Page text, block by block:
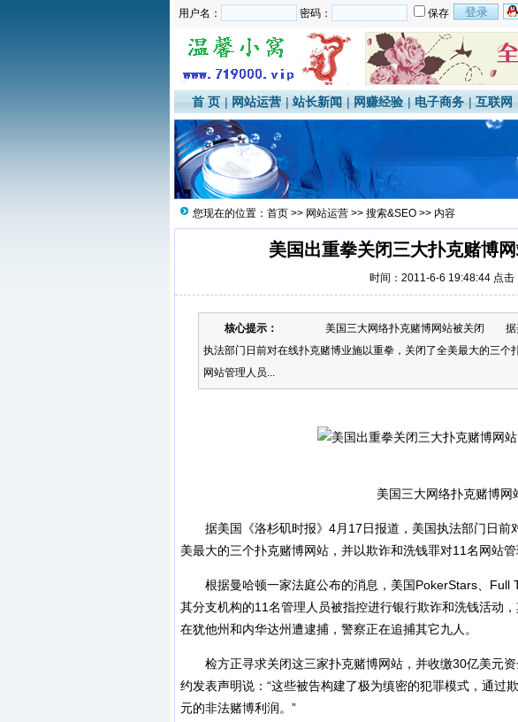
用户名： 密码： 保存
首 页 |网站运营 |站长新闻 |网赚经验 |电子商务 |互联网
您现在的位置： 首页 >> 网站运营 >> 搜索&SEO >> 内容
美国出重拳关闭三大扑克赌博
时间：2011-6-6 19:48:44 点击
核心提示：
美国三大网络扑克赌博网站被关闭 据美国
执法部门日前对在线扑克赌博业施以重拳，关闭了全美最大的三个
网站管理人员...
美国三大网络扑克赌博网
据美国《洛杉矶时报》4月17日报道，美国执法部门日前
美最大的三个扑克赌博网站，并以欺诈和洗钱罪对11名网站管
根据曼哈顿一家法庭公布的消息，美国PokerStars、Full
其分支机构的11名管理人员被指控进行银行欺诈和洗钱活动
在犹他州和内华达州遭逮捕，警察正在追捕其它九人。
检方正寻求关闭这三家扑克赌博网站，并收缴30亿美元资
约发表声明说：“这些被告构建了极为缜密的犯罪模式，通过
元的非法赌博利润。”